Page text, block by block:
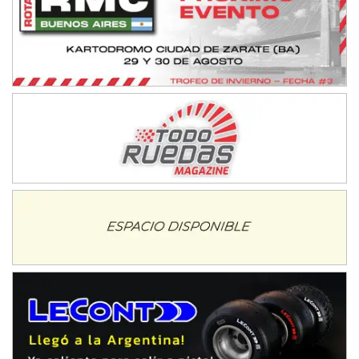
COBERTURA ESPECIAL DE E-KART.COM.AR
08/09-AGO
IAME SERIES ARGENTINA 6
Baradero (Buenos Aires)
Ciudad de Trenque Lauquen (Asfalto)
Trenque Lauquen (Buenos Aires)
ENTRERRIANO - F6 (POSTERGADA)
Parque de la Velocidad (Asfalto)
Victoria (Entre Ríos)
PATAGONICO - F6
Moto Club Reginense (Tierra)